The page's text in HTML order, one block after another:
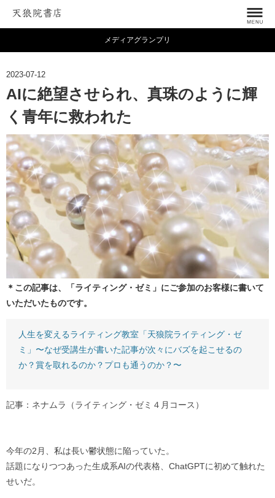
メディアグランプリ
2023-07-12
AIに絶望させられ、真珠のように輝
く青年に救われた
＊この記事は、「ライティング・ゼミ」にご参加のお客様に書いて
いただいたものです。
人生を変えるライティング教室「天狼院ライティング・ゼ
ミ」〜なぜ受講生が書いた記事が次々にバズを起こせるの
か？賞を取れるのか？プロも通うのか？〜
記事：ネナムラ（ライティング・ゼミ４月コース）
今年の2月、私は長い鬱状態に陥っていた。
話題になりつつあった生成系AIの代表格、ChatGPTに初めて触れた
せいだ。